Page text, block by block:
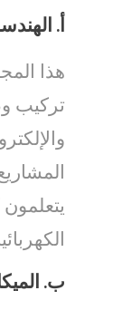
أ.
هذا
تركيب
ب.